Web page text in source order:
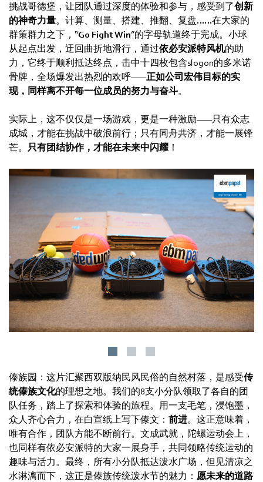
挑战哥德堡，让团队通过深度的体验和参与，感受到了创新
的神奇力量。计算、测量、搭建、推翻、复盘……在大家的
群策群力之下，“Go Fight Win”的字母轨道终于完成。小球
从起点出发，迂回曲折地滑行，通过依必安派特风机的助
力，它终于顺利抵达终点，击中十四枚包含slogon的多米诺
骨牌，全场爆发出热烈的欢呼——正如公司宏伟目标的实
现，同样离不开每一位成员的努力与奋斗。
实际上，这不仅仅是一场游戏，更是一种激励——只有众志
成城，才能在挑战中破浪前行；只有同舟共济，才能一展锋
芒。 只有团结协作，才能在未来中闪耀 ！
傣族园：这片汇聚西双版纳民风民俗的自然村落，是感受传
统傣族文化的理想之地。我们的8支小分队领取了各自的团
队任务，踏上了探索和体验的旅程。用一支毛笔，浸饱墨，
众人齐心合力，在白宣纸上写下傣文： 前进。这正意味着，
唯有合作，团队方能不断前行。文成武就，陀螺运动会上，
也同样有依必安派特的大家一展身手，共同领略传统运动的
趣味与活力。最终，所有小分队抵达泼水广场，但见清凉之
水淋漓而下，这正是傣族传统泼水节的魅力： 愿未来的道路